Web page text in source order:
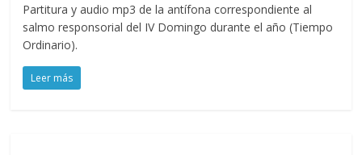
Partitura y audio mp3 de la antífona correspondiente al
salmo responsorial del IV Domingo durante el año (Tiempo
Ordinario).
Leer más